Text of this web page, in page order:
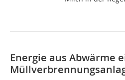
Energie aus Abwärme